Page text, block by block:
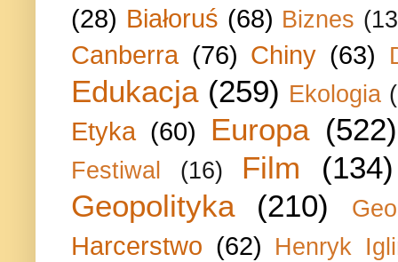
(28) Białoruś (68) Biznes
Canberra (76) Chiny (63)
Edukacja (259) Ekologia
Etyka (60) Europa (522)
Festiwal (16) Film
(134)
Geopolityka
(210)
Harcerstwo (62) Henryk